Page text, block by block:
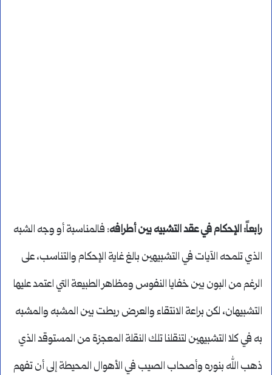
رابعاً: الإحكام في عقد التشبيه بين أطرافه: فالمناسبة أو وجه الشبه
الذي تلمحه الآيات في التشبيهين بالغ غاية الإحكام والتناسب، على
الرغم من البون بين خفايا النفوس ومظاهر الطبيعة التي اعتمد عليها
التشبيهان، لكن براعة الانتقاء والعرض ربطت بين المشبه والمشبه
به في كلا التشبيهين لتنقلنا تلك النقلة المعجزة من المستوقد الذي
ذهب الله بنوره وأصحاب الصيب في الأهوال المحيطة إلى أن تفهم